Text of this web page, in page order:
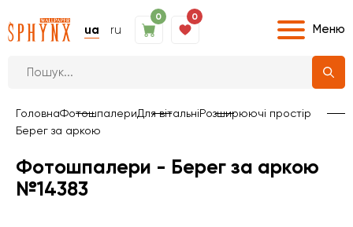
ua ru
0 0
Меню
ГоловнаФотошпалериДля вітальніРозширюючі простір
Берег за аркою
Фотошпалери - Берег за аркою
№14383